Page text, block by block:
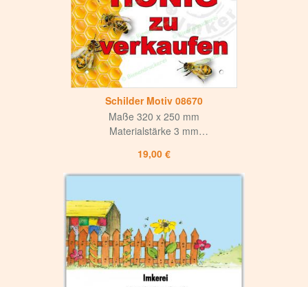
Bohrlochdurchmesser 8 mm
Schilder Motiv 08670
19,00 €
Maße 320 x 250 mm
Materialstärke 3 mm
mit mattem UV-Lack versiegelt
Hohe Korrosions- und Witterungsbeständigkeit
für Innen und Aussen
4-fach Bohrung,
Bohrlochdurchmesser 8 mm